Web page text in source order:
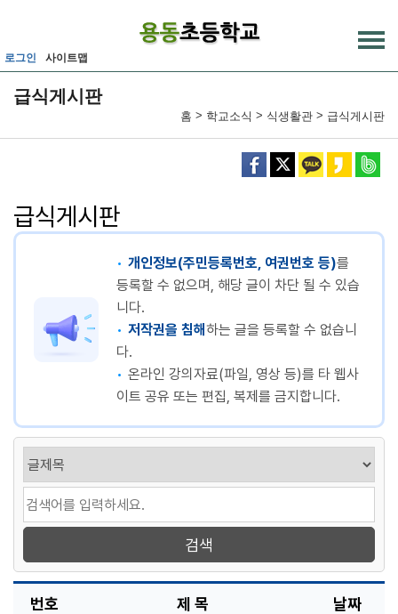
로그인 사이트맵
급식게시판
홈 > 학교소식 > 식생활관 > 급식게시판